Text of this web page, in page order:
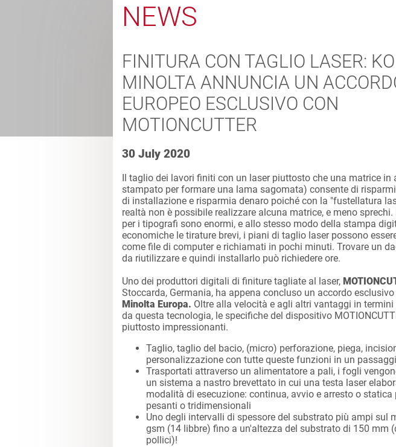
NEWS
FINITURA CON TAGLIO LASER:
MINOLTA ANNUNCIA UN
EUROPEO ESCLUSIVO CON
MOTIONCUTTER
30 July 2020
Il taglio dei lavori finiti con un laser piuttosto che una matrice in
stampato per formare una lama sagomata) consente di
di installazione e risparmia denaro poiché con la "fustellatura
realtà non è possibile realizzare alcuna matrice, e meno
per i tipografi sono enormi, e allo stesso modo della stampa
economiche le tirature brevi, i piani di taglio laser possono
come file di computer e richiamati in pochi minuti. Trovare un
da riutilizzare e quindi installarlo può richiedere ore.
Uno dei produttori digitali di finiture tagliate al laser,
Stoccarda, Germania, ha appena concluso un accordo esclusivo
Minolta Europa. Oltre alla velocità e agli altri vantaggi in
da questa tecnologia, le specifiche del dispositivo
piuttosto impressionanti.
Taglio, taglio del bacio, (micro) perforazione, piega,
personalizzazione con tutte queste funzioni in un
Trasportati attraverso un alimentatore a pali, i fogli
un sistema a nastro brevettato in cui una testa laser
modalità di esecuzione: continua, avvio e arresto o statica
pesanti o tridimensionali
Uno degli intervalli di spessore del substrato più ampi sul
gsm (14 libbre) fino a un'altezza del substrato di 150 mm
pollici)!